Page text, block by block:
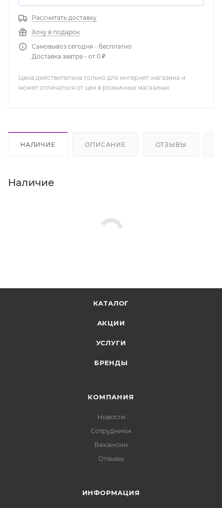
Рассчитать доставку
Хочу в подарок
Самовывоз сегодня - бесплатно
Доставка завтра - от 0 ₽
Цена действительна только для интернет-магазина и
может отличаться от цен в розничных магазинах
НАЛИЧИЕ ОПИСАНИЕ ОТЗЫВЫ
Наличие
КАТАЛОГ
АКЦИИ
УСЛУГИ
БРЕНДЫ
КОМПАНИЯ
Новости
Сотрудники
Вакансии
Отзывы
ИНФОРМАЦИЯ